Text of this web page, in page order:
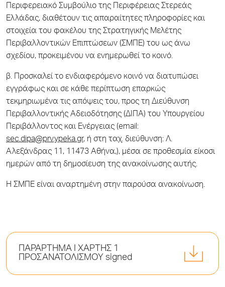
Περιφερειακό Συμβούλιο της Περιφέρειας Στερεάς
Ελλάδας, διαθέτουν τις απαραίτητες πληροφορίες και
στοιχεία του φακέλου της Στρατηγικής Μελέτης
Περιβαλλοντικών Επιπτώσεων (ΣΜΠΕ) του ως άνω
σχεδίου, προκειμένου να ενημερωθεί το κοινό.
β. Προσκαλεί το ενδιαφερόμενο κοινό να διατυπώσει
εγγράφως και σε κάθε περίπτωση επαρκώς
τεκμηριωμένα τις απόψεις του, προς τη Διεύθυνση
Περιβαλλοντικής Αδειοδότησης (ΔΙΠΑ) του Υπουργείου
Περιβάλλοντος και Ενέργειας (email:
sec.dipa@prv.ypeka.gr, ή στη ταχ. διεύθυνση: Λ.
Αλεξάνδρας 11, 11473 Αθήνα,), μέσα σε προθεσμία είκοσι
ημερών από τη δημοσίευση της ανακοίνωσης αυτής.
Η ΣΜΠΕ είναι αναρτημένη στην παρούσα ανακοίνωση.
ΠΑΡΑΡΤΗΜΑ I ΧΑΡΤΗΣ 1
ΠΡΟΣΑΝΑΤΟΛΙΣΜΟΥ signed